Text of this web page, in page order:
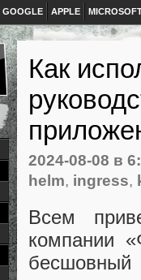
GOOGLE APPLE
Как
2024-08-08 в
helm, ingress,
Всем
компании